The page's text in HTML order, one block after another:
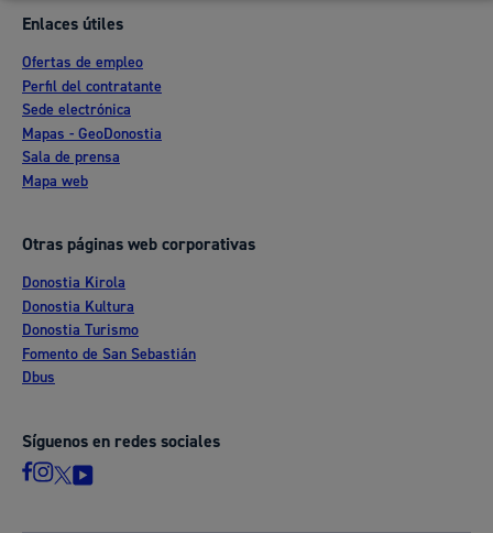
Enlaces útiles
Ofertas de empleo
Perfil del contratante
Sede electrónica
Mapas - GeoDonostia
Sala de prensa
Mapa web
Otras páginas web corporativas
Donostia Kirola
Donostia Kultura
Donostia Turismo
Fomento de San Sebastián
Dbus
Síguenos en redes sociales